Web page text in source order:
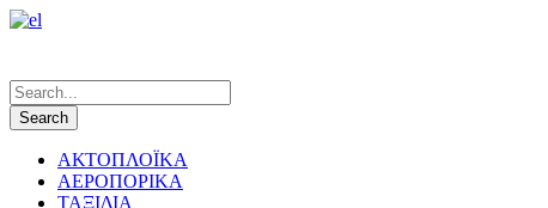
ΑΚΤΟΠΛΟΪΚΑ
ΑΕΡΟΠΟΡΙΚΑ
ΤΑΞΙΔΙΑ